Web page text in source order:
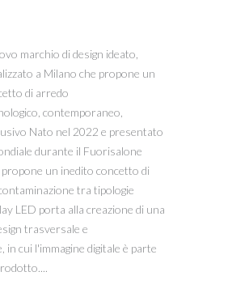
marchio di design ideato,
a Milano che propone un
di arredo
contemporaneo,
Nato nel 2022 e presentato
durante il Fuorisalone
un inedito concetto di
tra tipologie
LED porta alla creazione di una
trasversale e
in cui l'immagine digitale è parte